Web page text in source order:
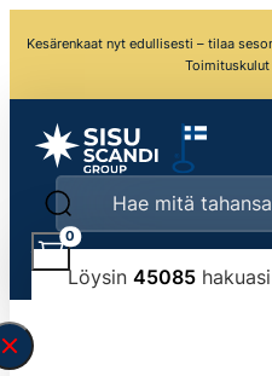
Kesärenkaat nyt edullisesti – tilaa
Löysin 45085
typed the search
0